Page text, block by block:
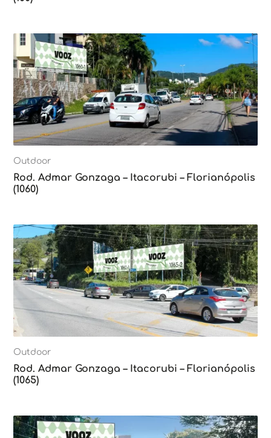
Outdoor
Rod. Admar Gonzaga – Itacorubi – Florianópolis
(1060)
Outdoor
Rod. Admar Gonzaga – Itacorubi – Florianópolis
(1065)